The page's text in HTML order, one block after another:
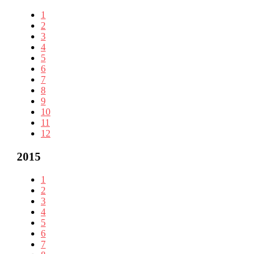
1
2
3
4
5
6
7
8
9
10
11
12
2015
1
2
3
4
5
6
7